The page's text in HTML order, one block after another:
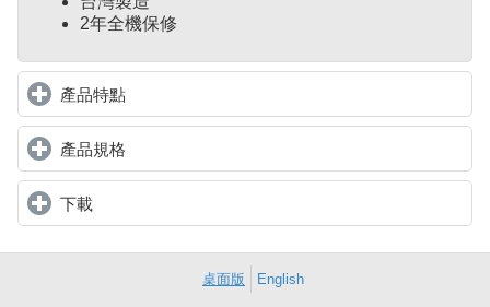
2年全機保修
產品特點click to expand contents
產品規格
下載click to expand contents
桌面版 English